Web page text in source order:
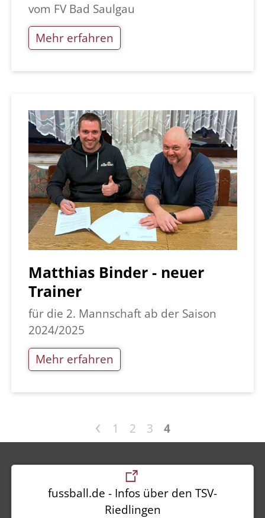
vom FV Bad Saulgau
Mehr erfahren
Matthias Binder - neuer
Trainer
für die 2. Mannschaft ab der Saison
2024/2025
Mehr erfahren
< 1 2 3 4
fussball.de - Infos über den TSV-
Riedlingen